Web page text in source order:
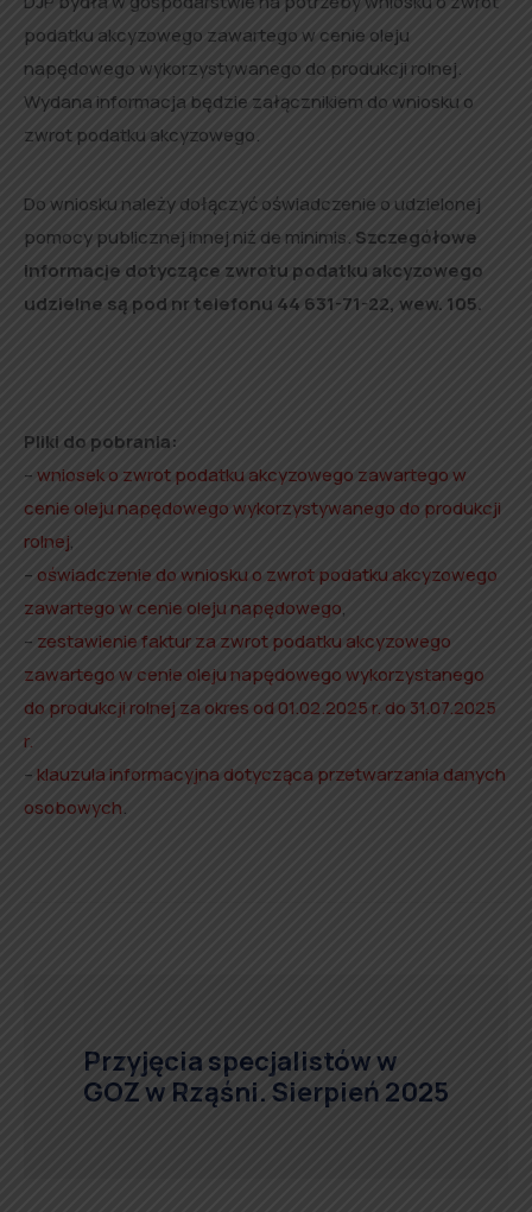
podatku akcyzowego zawartego w cenie oleju
napędowego wykorzystywanego do produkcji rolnej.
Wydana informacja będzie załącznikiem do wniosku o
zwrot podatku akcyzowego.
Do wniosku należy dołączyć oświadczenie o udzielonej
pomocy publicznej innej niż de minimis. Szczegółowe
informacje dotyczące zwrotu podatku akcyzowego
udzielne są pod nr telefonu 44 631-71-22, wew. 105.
Pliki do pobrania:
–wniosek o zwrot podatku akcyzowego zawartego w
cenie oleju napędowego wykorzystywanego do produkcji
rolnej,
–oświadczenie do wniosku o zwrot podatku akcyzowego
zawartego w cenie oleju napędowego,
– zestawienie faktur za zwrot podatku akcyzowego
zawartego w cenie oleju napędowego wykorzystanego
do produkcji rolnej za okres od 01.02.2025 r. do 31.07.2025
r.
– klauzula informacyjna dotycząca przetwarzania danych
osobowych.
Przyjęcia specjalistów w
GOZ w Rząśni. Sierpień 2025